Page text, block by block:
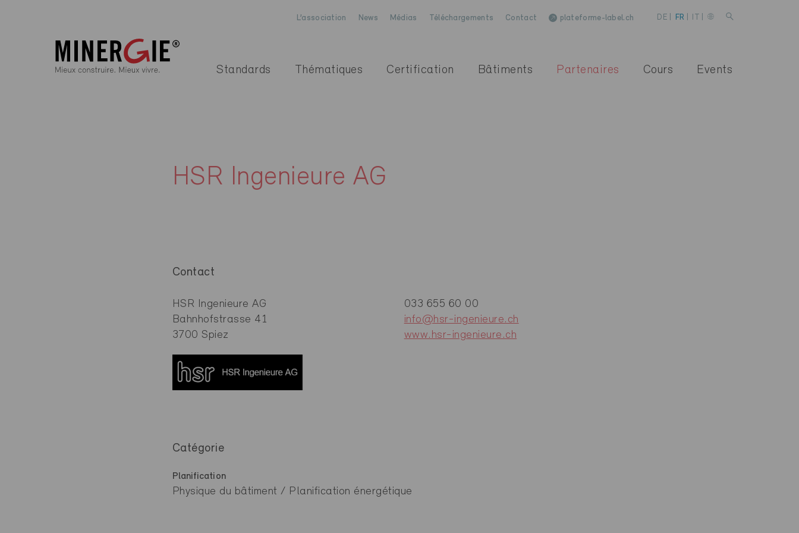
L’association News Médias Téléchargements Contact plateforme-label.ch DE FR
Standards Thématiques Certification Bâtiments Partenaires Cours Events
HSR Ingenieure AG
Contact
HSR Ingenieure AG
Bahnhofstrasse 41
3700 Spiez
033 655 60 00
info@hsr-ingenieure.ch
www.hsr-ingenieure.ch
Catégorie
Planification
Physique du bâtiment / Planification énergétique